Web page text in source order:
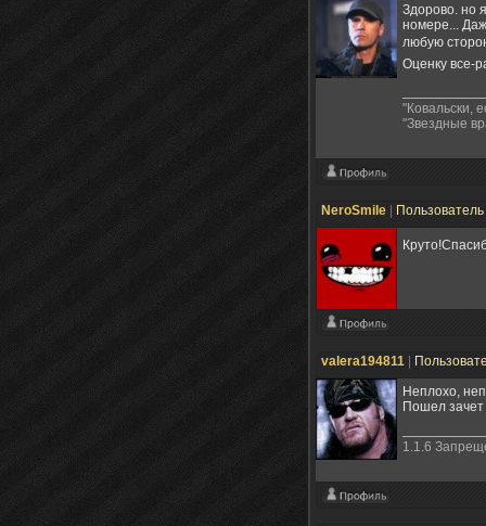
Здорово. но
номере...
любую
Оценку все-
"Ковальски,
"Звездные
NeroSmile Пользователь
valera194811
Неплохо,
Пошел зачет
1.1.6